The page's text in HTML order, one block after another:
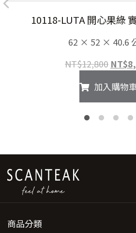
10118-LUTA 開心果綠
62 × 52 × 40.6
NT$12,800 原
價
格：
NT$
加入購物
商品分類